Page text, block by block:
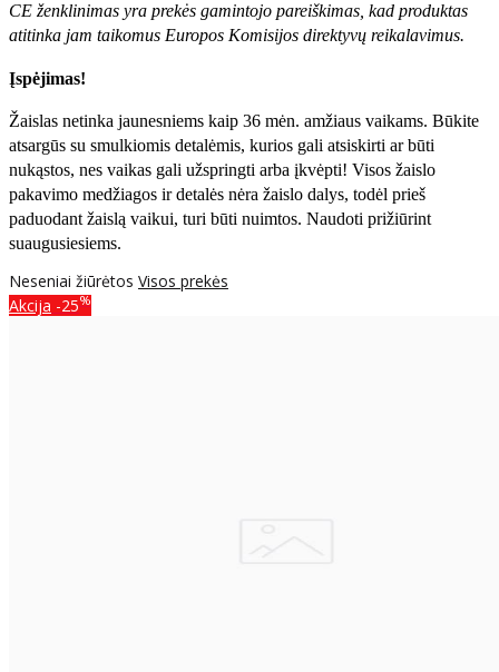
CE ženklinimas yra prekės gamintojo pareiškimas, kad produktas
atitinka jam taikomus Europos Komisijos direktyvų reikalavimus.
Įspėjimas!
Žaislas netinka jaunesniems kaip 36 mėn. amžiaus vaikams. Būkite
atsargūs su smulkiomis detalėmis, kurios gali atsiskirti ar būti
nukąstos, nes vaikas gali užspringti arba įkvėpti! Visos žaislо
pakavimo medžiagos ir detalės nėra žaislo dalys, todėl prieš
paduodant žaislą vaikui, turi būti nuimtos. Naudoti prižiūrint
suaugusiesiems.
Neseniai žiūrėtos Visos prekės
Akcija -25%